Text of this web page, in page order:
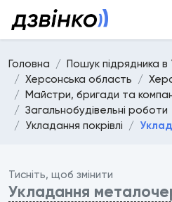
Головна
Пошук підрядника в
Херсонська область
Майстри, бригади та
Загальнобудівельні роботи
Укладання покрівлі
Тисніть, щоб змінити
Укладання